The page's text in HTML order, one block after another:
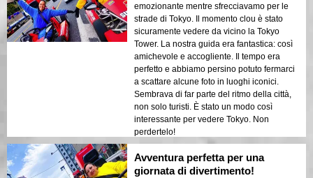
emozionante mentre sfrecciavamo per le
strade di Tokyo. Il momento clou è stato
sicuramente vedere da vicino la Tokyo
Tower. La nostra guida era fantastica: così
amichevole e accogliente. Il tempo era
perfetto e abbiamo persino potuto fermarci
a scattare alcune foto in luoghi iconici.
Sembrava di far parte del ritmo della città,
non solo turisti. È stato un modo così
interessante per vedere Tokyo. Non
perdertelo!
Avventura perfetta per una
giornata di divertimento!